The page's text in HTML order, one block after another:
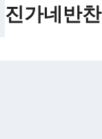
진가네반찬